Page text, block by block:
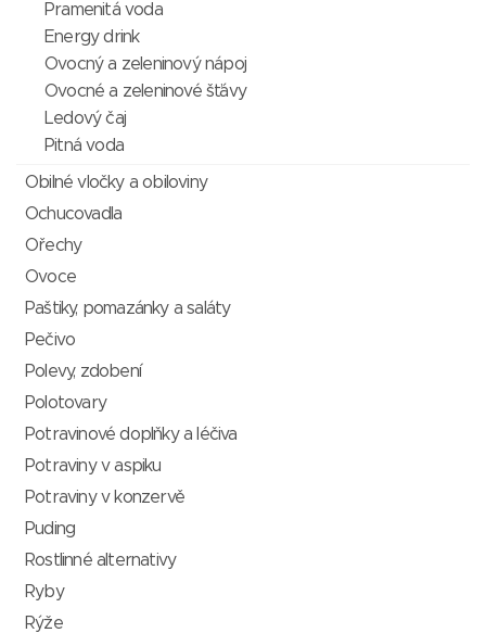
Pramenitá voda
Energy drink
Ovocný a zeleninový nápoj
Ovocné a zeleninové šťávy
Ledový čaj
Pitná voda
Obilné vločky a obiloviny
Ochucovadla
Ořechy
Ovoce
Paštiky, pomazánky a saláty
Pečivo
Polevy, zdobení
Polotovary
Potravinové doplňky a léčiva
Potraviny v aspiku
Potraviny v konzervě
Puding
Rostlinné alternativy
Ryby
Rýže